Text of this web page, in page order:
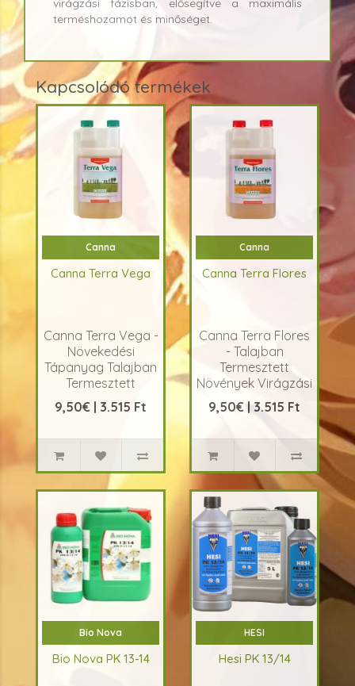
virágzási fázisban, elősegítve a maximális
terméshozamot és minőséget.
Kapcsolódó termékek
Canna
Canna Terra Vega
Canna Terra Vega -
Növekedési
Tápanyag Talajban
Termesztett
Növényekhez!
Leírás A Canna
9,50€ | 3.515 Ft
Canna
Canna Terra Flores
Canna Terra Flores
- Talajban
Termesztett
Növények Virágzási
Tápanyaga! Leírás
A Canna Terra
9,50€ | 3.515 Ft
Bio Nova
Bio Nova PK 13-14
HESI
Hesi PK 13/14